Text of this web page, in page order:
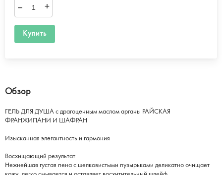
– +
Купить
Обзор
ГЕЛЬ ДЛЯ ДУША с драгоценным маслом арганы РАЙСКАЯ
ФРАНЖИПАНИ И ШАФРАН
Изысканная элегантность и гармония
Восхищающий результат
Нежнейшая густая пена с шелковистыми пузырьками деликатно очищает